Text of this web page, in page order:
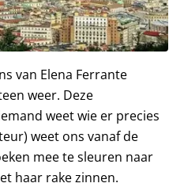
van Elena Ferrante
weer. Deze
weet wie er precies
weet ons vanaf de
mee te sleuren naar
haar rake zinnen.